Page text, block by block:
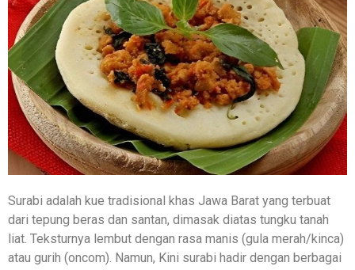
Surabi adalah kue tradisional khas Jawa Barat yang terbuat
dari tepung beras dan santan, dimasak diatas tungku tanah
liat. Teksturnya lembut dengan rasa manis (gula merah/kinca)
atau gurih (oncom). Namun, Kini surabi hadir dengan berbagai